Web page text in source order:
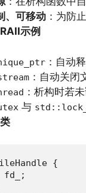
、可移动：为防
示例
：自动释
：自动关闭
：析构时若
与
{
fd_;